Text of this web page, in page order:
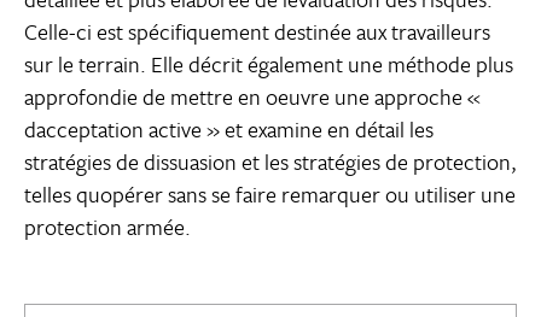
Celle-ci est spécifiquement destinée aux travailleurs
sur le terrain. Elle décrit également une méthode plus
approfondie de mettre en oeuvre une approche «
dacceptation active » et examine en détail les
stratégies de dissuasion et les stratégies de protection,
telles quopérer sans se faire remarquer ou utiliser une
protection armée.